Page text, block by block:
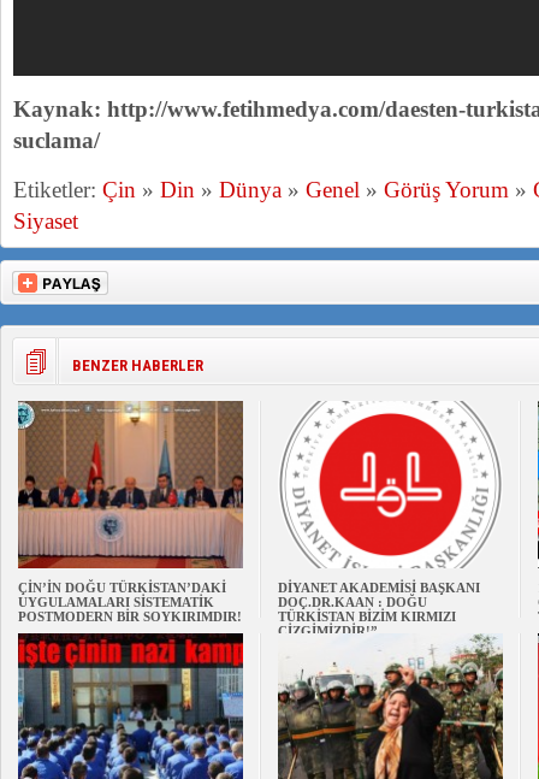
Kaynak: http://www.fetihmedya.com/daesten-
suclama/
Etiketler: Çin » Din » Dünya » Genel » Görüş Yorum »
Siyaset
BENZER HABERLER
ÇİN’İN DOĞU TÜRKİSTAN’DAKİ
UYGULAMALARI SİSTEMATİK
POSTMODERN BİR SOYKIRIMDIR!
DİYANET AKADEMİSİ BAŞKANI
DOÇ.DR.KAAN : DOĞU
TÜRKİSTAN BİZİM KIRMIZI
ÇİZGİMİZDİR!”